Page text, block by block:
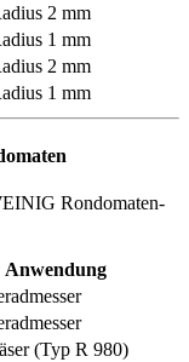
2 mm
1 mm
2 mm
1 mm
Rondomaten-
Anwendung
(Typ R 980)